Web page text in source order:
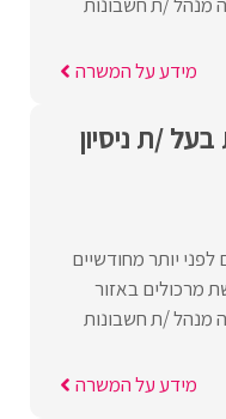
מידע על המשרה
/ת ניסיון
לפני יותר מחודשיים
מרכולים באזור
מנהל /ת חשבונות
מידע על המשרה